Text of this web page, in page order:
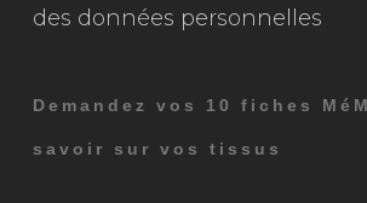
des données personnelles
Demandez vos 10 fiches
savoir sur vos tissus